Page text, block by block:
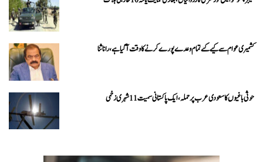
کشمیری عوام سے کیے گئے تمام وعدے پورے کرنے کا وقت آ گیا ہے، رانا ثنا
حوثی باغیوں کا سعودی عرب پر حملہ، ایک پاکستانی سمیت 11 شہری زخمی